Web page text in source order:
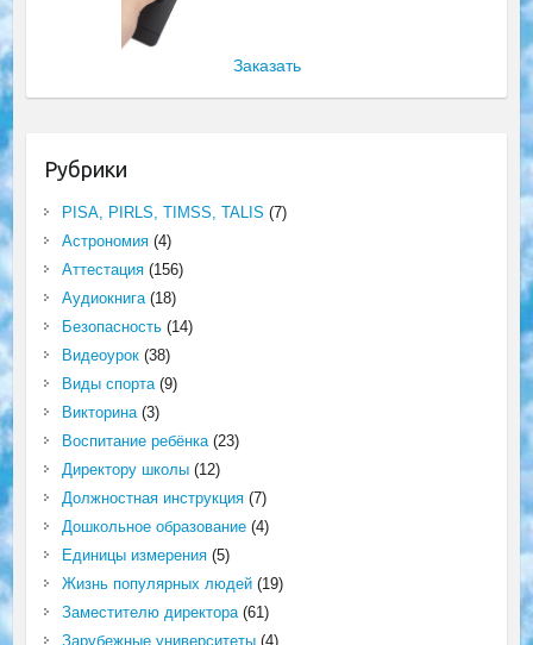
Заказать
Рубрики
PISA, PIRLS, TIMSS, TALIS (7)
Астрономия(4)
Аттестация(156)
Аудиокнига(18)
Безопасность(14)
Видеоурок(38)
Виды спорта(9)
Викторина(3)
Воспитание ребёнка(23)
Директору школы(12)
Должностная инструкция(7)
Дошкольное образование(4)
Единицы измерения(5)
Жизнь популярных людей(19)
Заместителю директора(61)
Зарубежные университеты(4)